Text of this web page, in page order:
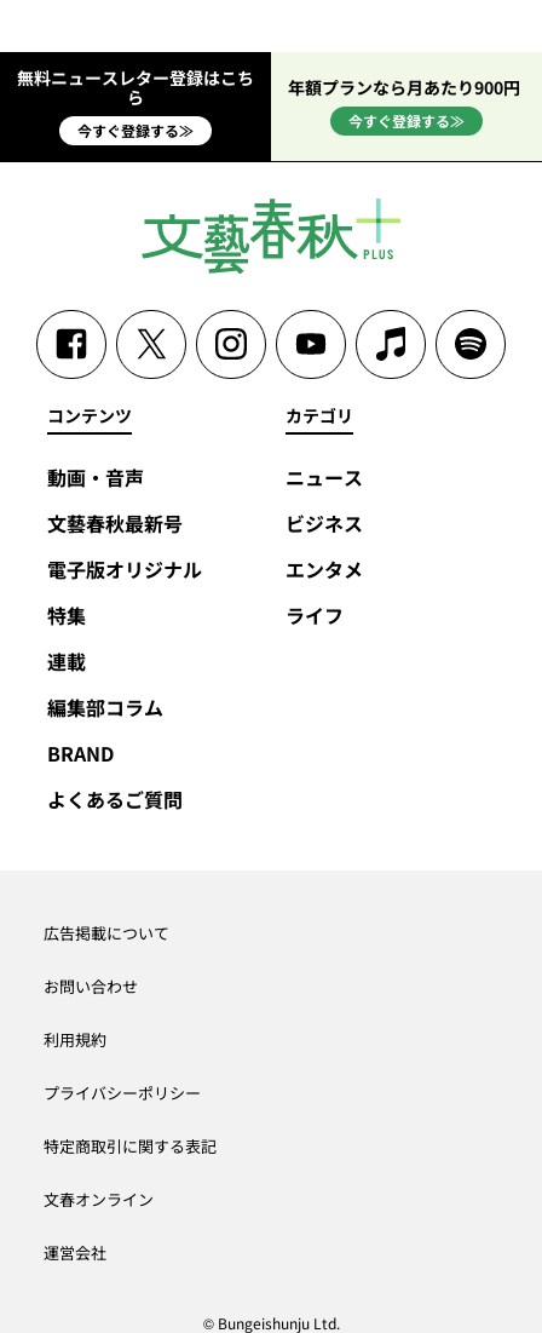
無料ニュースレター登録はこち
ら
今すぐ登録する≫
年額プランなら月あたり900円
今すぐ登録する≫
コンテンツ
動画・音声
文藝春秋最新号
電子版オリジナル
特集
連載
編集部コラム
BRAND
よくあるご質問
カテゴリ
ニュース
ビジネス
エンタメ
ライフ
広告掲載について
お問い合わせ
利用規約
プライバシーポリシー
特定商取引に関する表記
文春オンライン
運営会社
© Bungeishunju Ltd.